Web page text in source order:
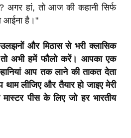
अगर हां, तो आज की कहानी सिर्फ
आईना है।"
और मिठास से भरी क्लासिक
तो अभी हमें फौलो करें। आपका एक
आप तक लाने की ताकत देता
लीजिए और तैयार हो जाइए मेरी
पीस के लिए जो हर भारतीय